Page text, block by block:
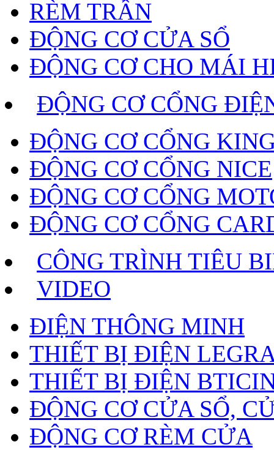
RÈM TRẦN
ĐỘNG CƠ CỬA SỔ
ĐỘNG CƠ CHO MÁI
ĐỘNG CƠ CỔNG
ĐỘNG CƠ CỔNG
ĐỘNG CƠ CỔNG NICE
ĐỘNG CƠ CỔNG
ĐỘNG CƠ CỔNG
CÔNG TRÌNH TIÊU
VIDEO
ĐIỆN THÔNG MINH
THIẾT BỊ ĐIỆN
THIẾT BỊ ĐIỆN
ĐỘNG CƠ CỬA SỔ,
ĐỘNG CƠ RÈM CỬA